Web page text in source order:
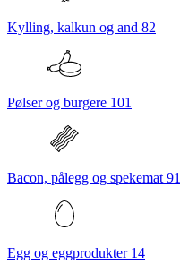
Kylling, kalkun og and 82
Pølser og burgere 101
Bacon, pålegg og spekemat 91
Egg og eggprodukter 14